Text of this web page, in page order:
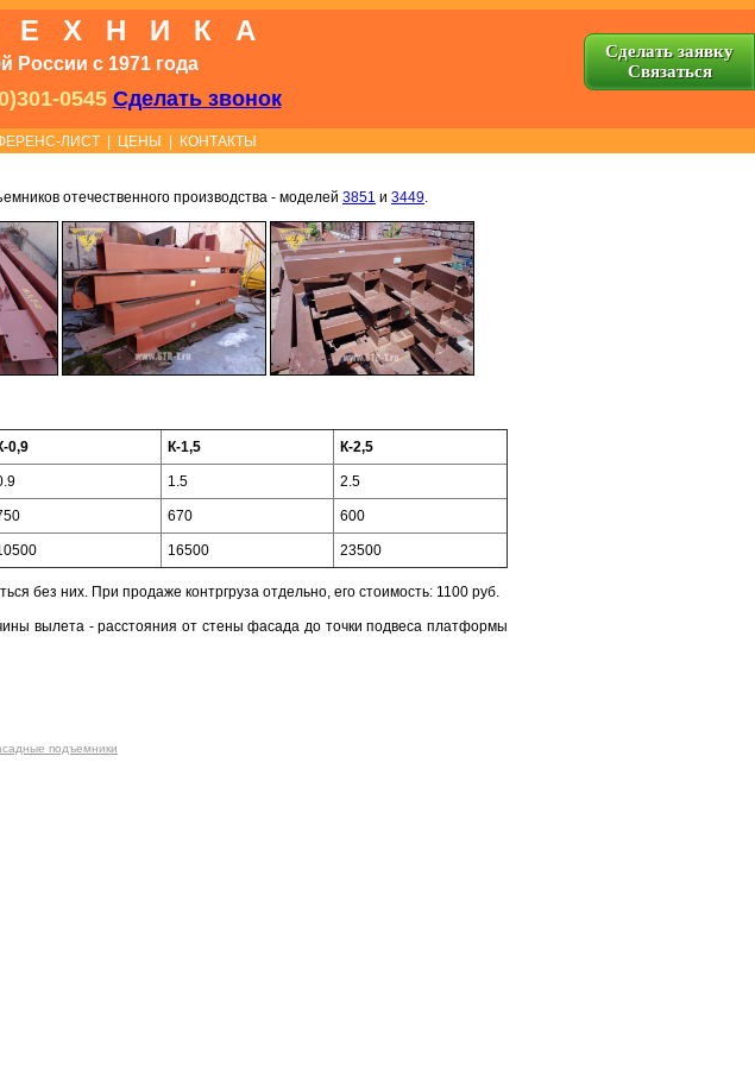
России с 1971 года
0545 Сделать звонок
Сделать заявку
Cвязаться
ЛИСТ ЦЕНЫ КОНТАКТЫ
отечественного производства - моделей 3851 и 3449.
0,9 К-1,5 К-2,5
1.5 2.5
670 600
16500 23500
без них. При продаже контргруза отдельно, его стоимость: 1100 руб.
вылета - расстояния от стены фасада до точки подвеса платформы
подъемники